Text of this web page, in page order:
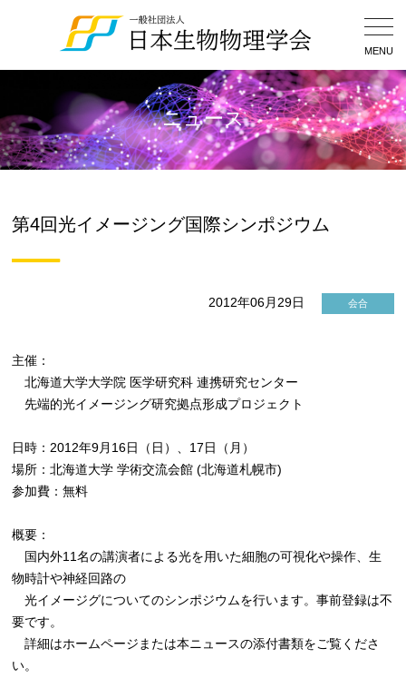
MENU
ニュース
第4回光イメージング国際シンポジウム
2012年06月29日 会合
主催：
北海道大学大学院 医学研究科 連携研究センター
先端的光イメージング研究拠点形成プロジェクト
日時：2012年9月16日（日）、17日（月）
場所：北海道大学 学術交流会館 (北海道札幌市)
参加費：無料
概要：
国内外11名の講演者による光を用いた細胞の可視化や操作、生
物時計や神経回路の
光イメージグについてのシンポジウムを行います。事前登録は不
要です。
詳細はホームページまたは本ニュースの添付書類をご覧くださ
い。